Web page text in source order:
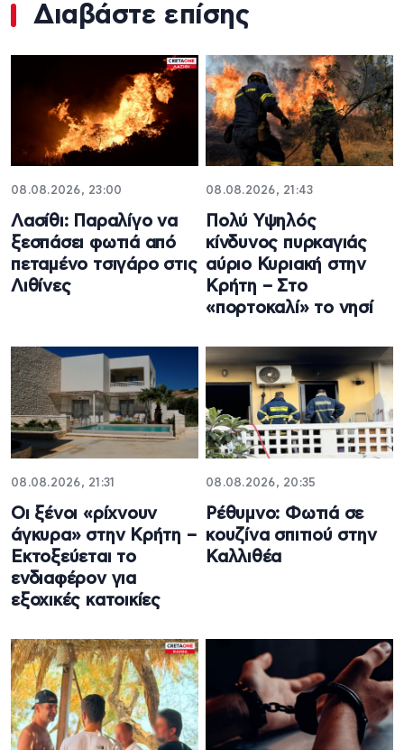
Διαβάστε επίσης
08.08.2026, 23:00
Λασίθι: Παραλίγο να
ξεσπάσει φωτιά από
πεταμένο τσιγάρο στις
Λιθίνες
08.08.2026, 21:43
Πολύ Υψηλός
κίνδυνος πυρκαγιάς
αύριο Κυριακή στην
Κρήτη – Στο
«πορτοκαλί» το νησί
08.08.2026, 21:31
Οι ξένοι «ρίχνουν
άγκυρα» στην Κρήτη –
Εκτοξεύεται το
ενδιαφέρον για
εξοχικές κατοικίες
08.08.2026, 20:35
Ρέθυμνο: Φωτιά σε
κουζίνα σπιτιού στην
Καλλιθέα